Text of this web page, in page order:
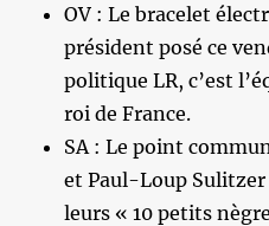
OV : Le bracelet
président posé ce
politique LR, c’est
roi de France.
SA : Le point
et Paul-Loup Sulitzer
leurs « 10 petits